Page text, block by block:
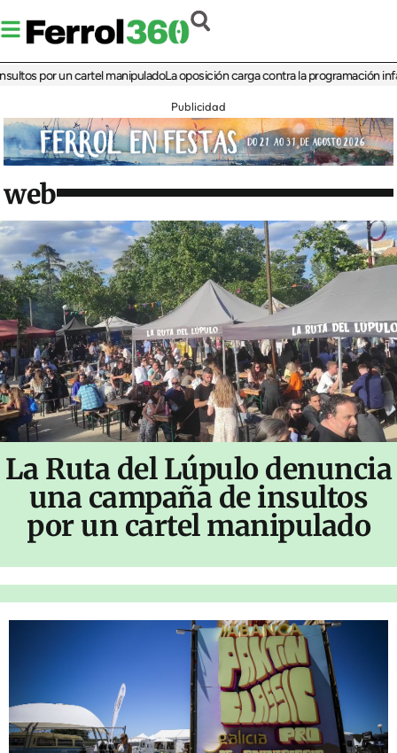
por un cartel manipuladoLa oposición carga contra la programación infantil
Publicidad
web
La Ruta del Lúpulo denuncia
una campaña de insultos
por un cartel manipulado